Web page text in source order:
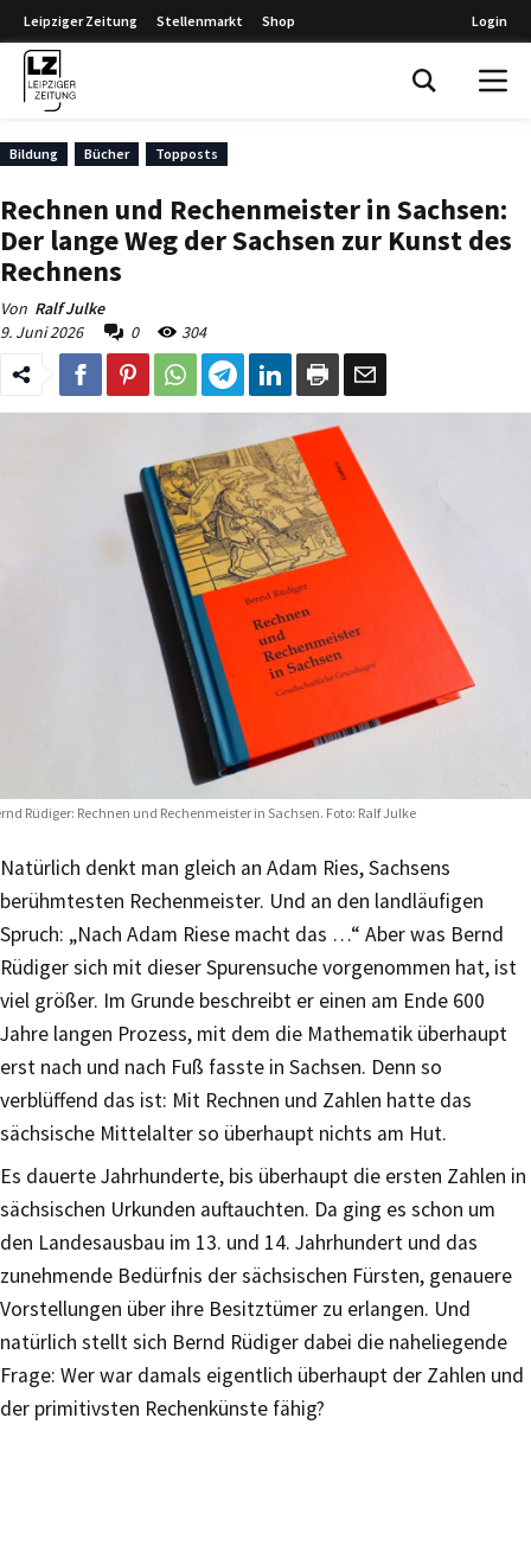
Leipziger Zeitung Stellenmarkt Shop Login
Bildung Bücher Topposts
Rechnen und Rechenmeister in Sachsen:
Der lange Weg der Sachsen zur Kunst des
Rechnens
Von Ralf Julke
9. Juni 2026
0 304
Rüdiger: Rechnen und Rechenmeister in Sachsen. Foto: Ralf Julke
Natürlich denkt man gleich an Adam Ries, Sachsens
berühmtesten Rechenmeister. Und an den landläufigen
Spruch: „Nach Adam Riese macht das …“ Aber was Bernd
Rüdiger sich mit dieser Spurensuche vorgenommen hat, ist
viel größer. Im Grunde beschreibt er einen am Ende 600
Jahre langen Prozess, mit dem die Mathematik überhaupt
erst nach und nach Fuß fasste in Sachsen. Denn so
verblüffend das ist: Mit Rechnen und Zahlen hatte das
sächsische Mittelalter so überhaupt nichts am Hut.
Es dauerte Jahrhunderte, bis überhaupt die ersten Zahlen in
sächsischen Urkunden auftauchten. Da ging es schon um
den Landesausbau im 13. und 14. Jahrhundert und das
zunehmende Bedürfnis der sächsischen Fürsten, genauere
Vorstellungen über ihre Besitztümer zu erlangen. Und
natürlich stellt sich Bernd Rüdiger dabei die naheliegende
Frage: Wer war damals eigentlich überhaupt der Zahlen und
der primitivsten Rechenkünste fähig?